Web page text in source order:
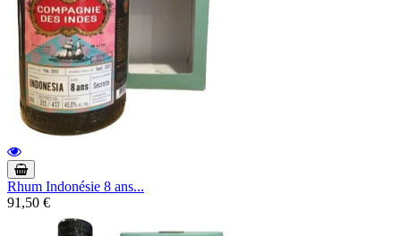
Rhum Indonésie 8 ans...
91,50 €